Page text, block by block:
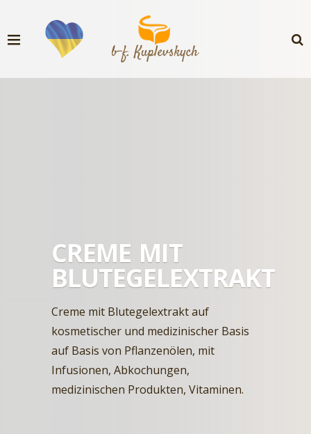
CREME MIT
BLUTEGELEXTRAKT
Creme mit Blutegelextrakt auf
kosmetischer und medizinischer Basis
auf Basis von Pflanzenölen, mit
Infusionen, Abkochungen,
medizinischen Produkten, Vitaminen.